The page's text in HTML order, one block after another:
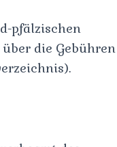
pfälzischen
die Gebühren